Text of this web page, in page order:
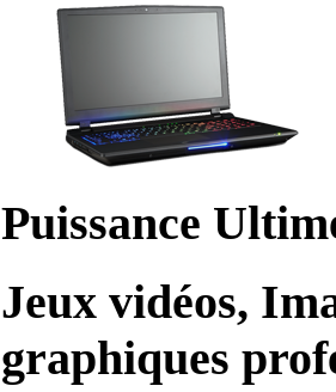
Puissance
Jeux vidéos,
graphiques